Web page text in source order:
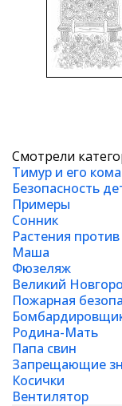
Смотрели
Тимур и его
Безопасность
Примеры
Сонник
Растения
Маша
Фюзеляж
Великий
Пожарная
Родина-Мать
Папа свин
Запрещающие
Косички
Вентилятор